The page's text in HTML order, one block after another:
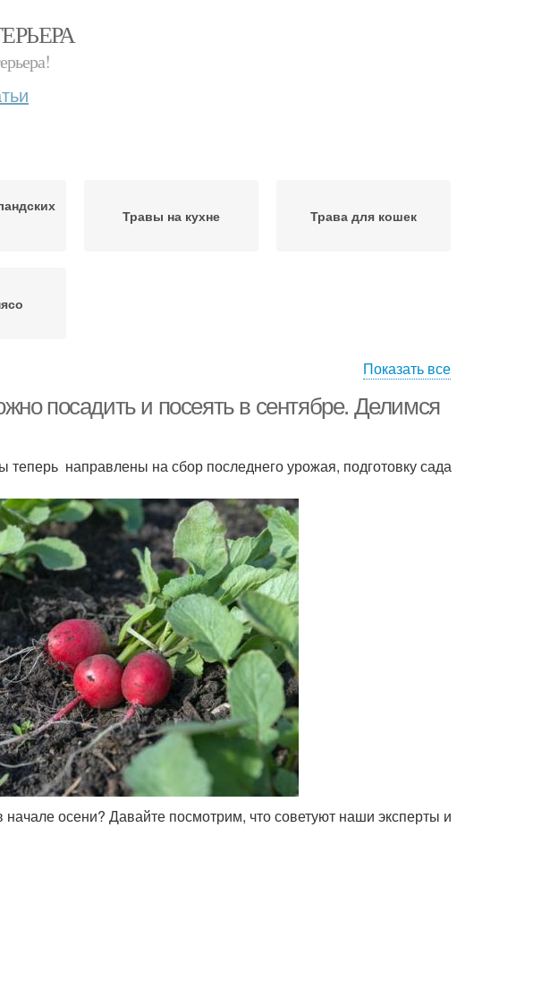
Травы на кухне Трава для кошек
Показать все
посадить и посеять в сентябре. Делимся
направлены на сбор последнего урожая, подготовку сада
осени? Давайте посмотрим, что советуют наши эксперты и